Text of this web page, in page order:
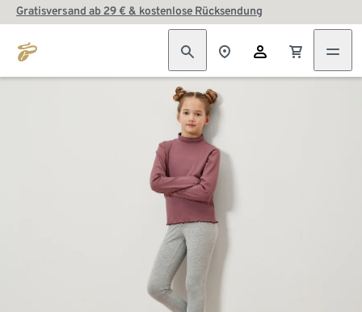
Gratisversand ab 29 € & kostenlose Rücksendung